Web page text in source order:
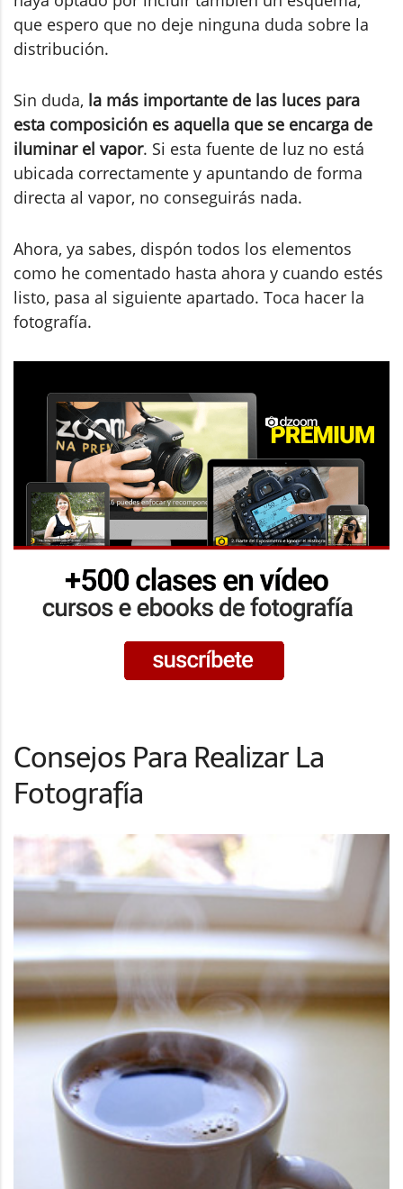
que espero que no deje ninguna duda sobre la
distribución.
Sin duda, la más importante de las luces para
esta composición es aquella que se encarga de
iluminar el vapor. Si esta fuente de luz no está
ubicada correctamente y apuntando de forma
directa al vapor, no conseguirás nada.
Ahora, ya sabes, dispón todos los elementos
como he comentado hasta ahora y cuando estés
listo, pasa al siguiente apartado. Toca hacer la
fotografía.
Consejos Para Realizar La
Fotografía